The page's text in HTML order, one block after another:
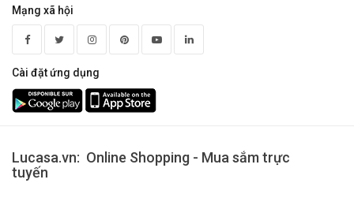
Mạng xã hội
Cài đặt ứng dụng
Lucasa.vn: Online Shopping - Mua sắm trực
tuyến